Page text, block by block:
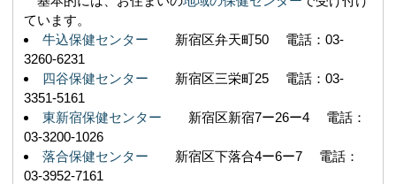
ています。
牛込保健センター 新宿区弁天町50 電話：03-
3260-6231
四谷保健センター 新宿区三栄町25 電話：03-
3351-5161
東新宿保健センター 新宿区新宿7ー26ー4 電話：
03-3200-1026
落合保健センター 新宿区下落合4ー6ー7 電話：
03-3952-7161